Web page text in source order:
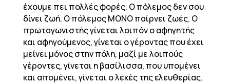
έχουμε πει πολλές φορές. Ο πόλεμος δεν σου
δίνει ζωή. Ο πόλεμος ΜΟΝΟ παίρνει ζωές. Ο
πρωταγωνιστής γίνεται λοιπόν ο αφηγητής
και αφηγούμενος, γίνεται ο γέροντας που έχει
μείνει μόνος στην πόλη, μαζί με λοιπούς
γέροντες, γίνεται η βασίλισσα, που υπομένει
και απομένει, γίνεται ο λεκές της ελευθερίας.